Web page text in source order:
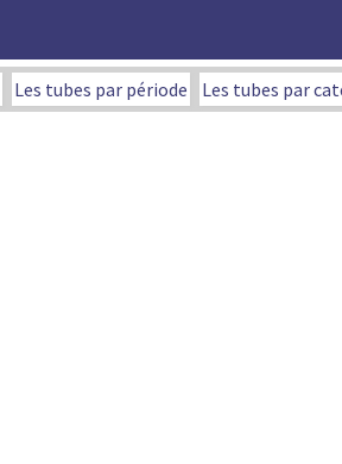
Les tubes par période Les tubes par